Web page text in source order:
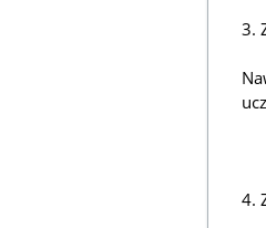
3.
4.